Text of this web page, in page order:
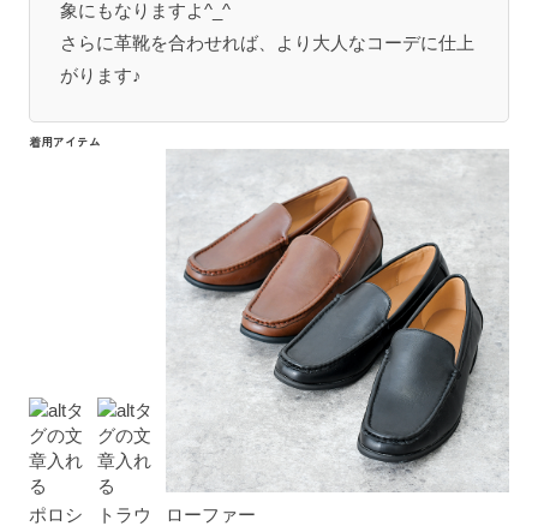
象にもなりますよ^_^
さらに革靴を合わせれば、より大人なコーデに仕上
がります♪
着用アイテム
ポロシ
トラウ
ローファー